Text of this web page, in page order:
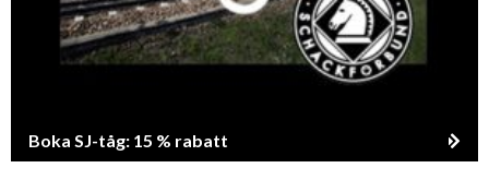
Boka SJ-tåg: 15 % rabatt